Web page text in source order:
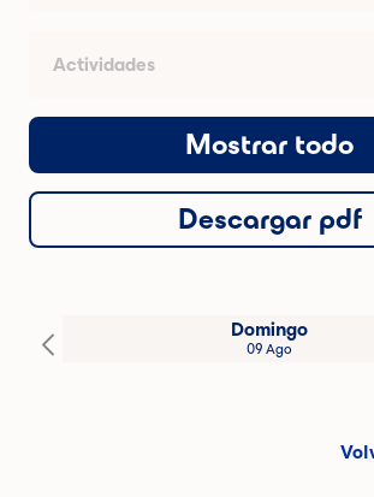
Mostrar todo
Descargar pdf
Domingo
09 Ago